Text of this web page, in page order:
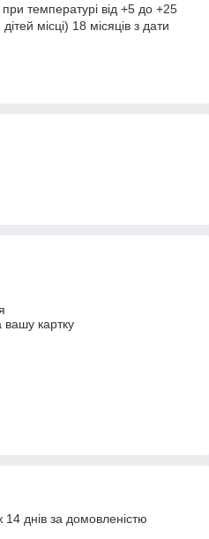
при температурі від +5 до +25
місці) 18 місяців з дати
вашу картку
днів за домовленістю